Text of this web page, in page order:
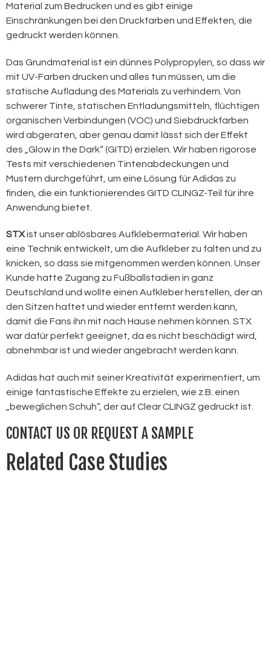
Material zum Bedrucken und es gibt einige
Einschränkungen bei den Druckfarben und Effekten, die
gedruckt werden können.
Das Grundmaterial ist ein dünnes Polypropylen, so dass wir
mit UV-Farben drucken und alles tun müssen, um die
statische Aufladung des Materials zu verhindern. Von
schwerer Tinte, statischen Entladungsmitteln, flüchtigen
organischen Verbindungen (VOC) und Siebdruckfarben
wird abgeraten, aber genau damit lässt sich der Effekt
des „Glow in the Dark“ (GITD) erzielen. Wir haben rigorose
Tests mit verschiedenen Tintenabdeckungen und
Mustern durchgeführt, um eine Lösung für Adidas zu
finden, die ein funktionierendes GITD CLINGZ-Teil für ihre
Anwendung bietet.
STXist unser ablösbares Aufklebermaterial. Wir haben
eine Technik entwickelt, um die Aufkleber zu falten und zu
knicken, so dass sie mitgenommen werden können. Unser
Kunde hatte Zugang zu Fußballstadien in ganz
Deutschland und wollte einen Aufkleber herstellen, der an
den Sitzen haftet und wieder entfernt werden kann,
damit die Fans ihn mit nach Hause nehmen können. STX
war dafür perfekt geeignet, da es nicht beschädigt wird,
abnehmbar ist und wieder angebracht werden kann.
Adidas hat auch mit seiner Kreativität experimentiert, um
einige fantastische Effekte zu erzielen, wie z.B. einen
„beweglichen Schuh“, der auf Clear CLINGZ gedruckt ist.
CONTACT US OR REQUEST A SAMPLE
Related Case Studies